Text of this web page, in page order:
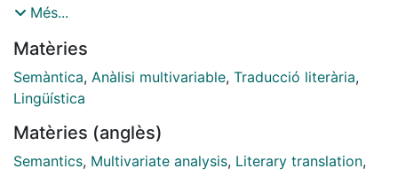
informativa; és a dir, la manera com els enunciadors
dels enunciataris a fi d’optimitzar la comunicació, i
també de transmetre informació implícita (Chafe 1976;
Vallduví 1992; Krifka 2007). Els fenòmens analitzats
expressions del focus contrastiu i el tema contrastiu
(capítol 3), i l’avantposició de sintagmes quantificats
Més...
Matèries
Semàntica, Anàlisi multivariable, Traducció literària,
Lingüística
Matèries (anglès)
Semantics, Multivariate analysis, Literary translation,